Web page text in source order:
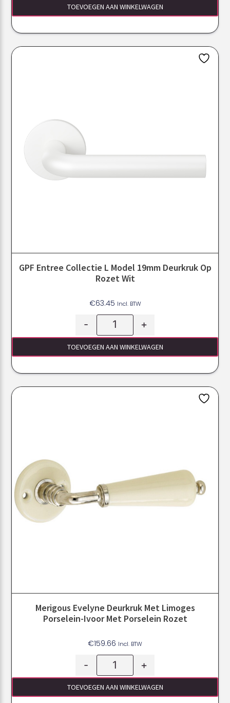
TOEVOEGEN AAN WINKELWAGEN
GPF Entree Collectie L Model 19mm Deurkruk Op
Rozet Wit
€63.45 Incl. BTW
- +
TOEVOEGEN AAN WINKELWAGEN
Merigous Evelyne Deurkruk Met Limoges
Porselein-Ivoor Met Porselein Rozet
€159.66 Incl. BTW
- +
TOEVOEGEN AAN WINKELWAGEN